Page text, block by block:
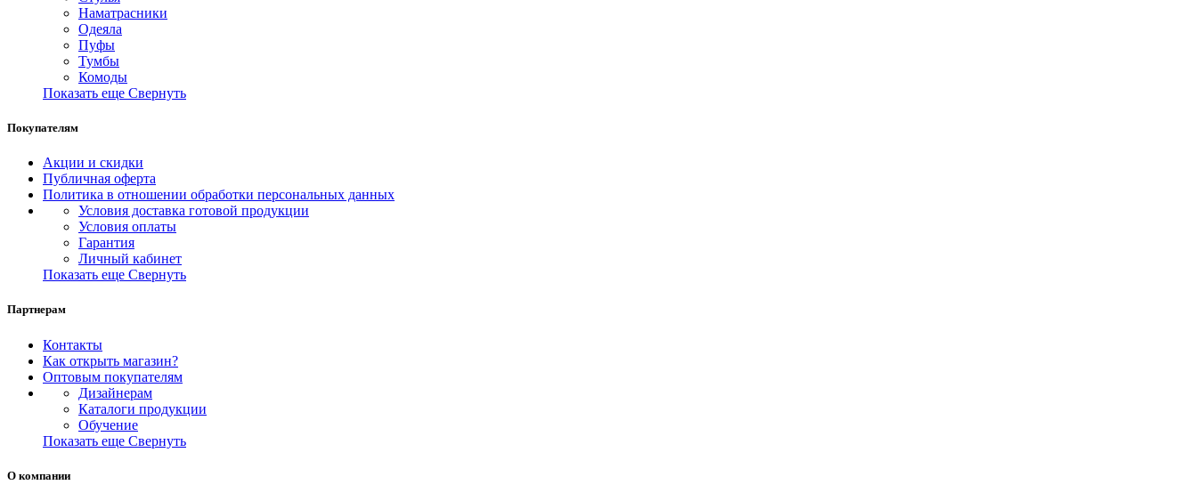
Наматрасники
Одеяла
Пуфы
Тумбы
Комоды
Показать еще Свернуть
Покупателям
Акции и скидки
Публичная оферта
Политика в отношении обработки персональных данных
Условия доставка готовой продукции
Условия оплаты
Гарантия
Личный кабинет
Показать еще Свернуть
Партнерам
Контакты
Как открыть магазин?
Оптовым покупателям
Дизайнерам
Каталоги продукции
Обучение
Показать еще Свернуть
О компании